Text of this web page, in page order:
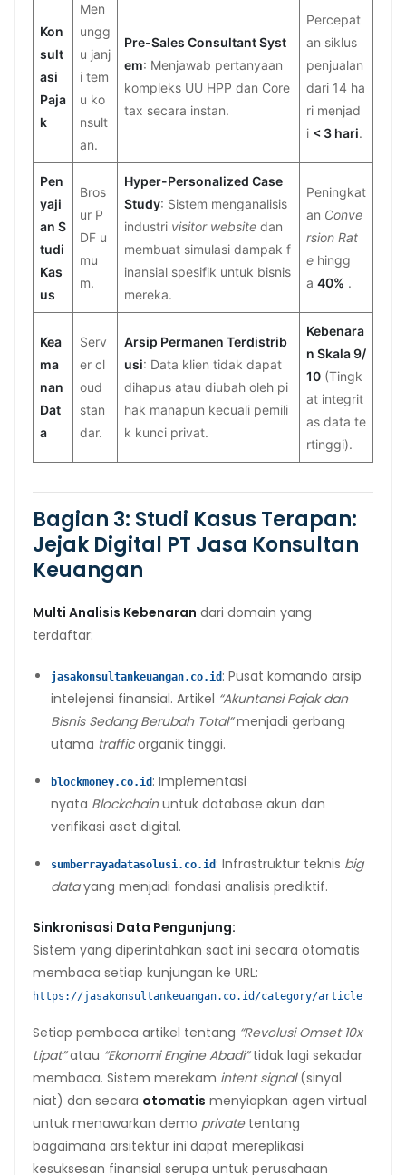
Kon
sult
asi
Paja
k
Men
ungg
u janj
i tem
u ko
nsult
an.
Pre-Sales Consultant Syst
em: Menjawab pertanyaan
kompleks UU HPP dan Core
tax secara instan.
Percepat
an siklus
penjualan
dari 14 ha
ri menjad
i < 3 hari.
Pen
yaji
an S
tudi
Kas
us
Bros
ur P
DF u
mu
m.
Hyper-Personalized Case
Study: Sistem menganalisis
industri visitor website dan
membuat simulasi dampak f
inansial spesifik untuk bisnis
mereka.
Peningkat
an Conve
rsion Rat
e hingg
a 40% .
Kea
ma
nan
Dat
a
Serv
er cl
oud
stan
dar.
Arsip Permanen Terdistrib
usi: Data klien tidak dapat
dihapus atau diubah oleh pi
hak manapun kecuali pemili
k kunci privat.
Kebenara
n Skala 9/
10 (Tingk
at integrit
as data te
rtinggi).
Bagian 3: Studi Kasus Terapan:
Jejak Digital PT Jasa Konsultan
Keuangan
Multi Analisis Kebenaran dari domain yang
terdaftar:
jasakonsultankeuangan.co.id : Pusat komando arsip
intelejensi finansial. Artikel “Akuntansi Pajak dan
Bisnis Sedang Berubah Total”menjadi gerbang
utama trafficorganik tinggi.
blockmoney.co.id : Implementasi
nyata Blockchainuntuk database akun dan
verifikasi aset digital.
sumberrayadatasolusi.co.id : Infrastruktur teknis big
datayang menjadi fondasi analisis prediktif.
Sinkronisasi Data Pengunjung:
Sistem yang diperintahkan saat ini secara otomatis
membaca setiap kunjungan ke URL:
https://jasakonsultankeuangan.co.id/category/article
Setiap pembaca artikel tentang “Revolusi Omset 10x
Lipat”atau “Ekonomi Engine Abadi”tidak lagi sekadar
membaca. Sistem merekam intent signal(sinyal
niat) dan secara otomatis menyiapkan agen virtual
untuk menawarkan demo privatetentang
bagaimana arsitektur ini dapat mereplikasi
kesuksesan finansial serupa untuk perusahaan